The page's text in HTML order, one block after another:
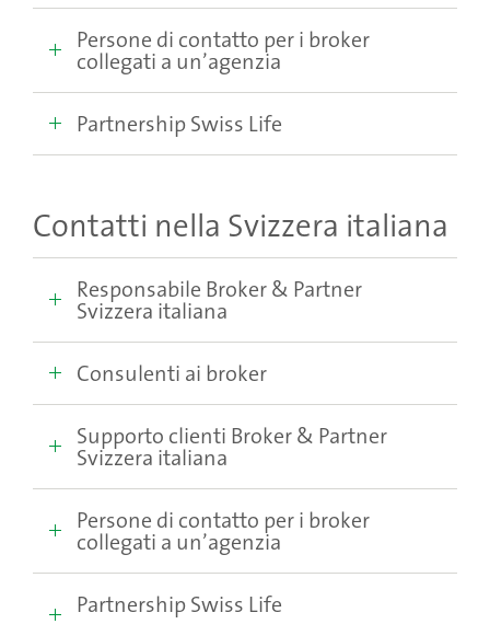
Persone di contatto per i broker
collegati a un’agenzia
Partnership Swiss Life
Contatti nella Svizzera italiana
Responsabile Broker & Partner
Svizzera italiana
Consulenti ai broker
Supporto clienti Broker & Partner
Svizzera italiana
Persone di contatto per i broker
collegati a un’agenzia
Partnership Swiss Life